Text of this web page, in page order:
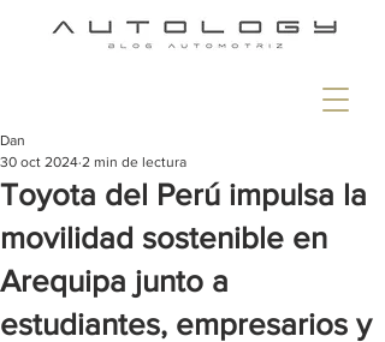
Toyota del Perú impulsa la
movilidad sostenible en
Arequipa junto a
estudiantes, empresarios y
Dan
30 oct 2024 2 min de lectura